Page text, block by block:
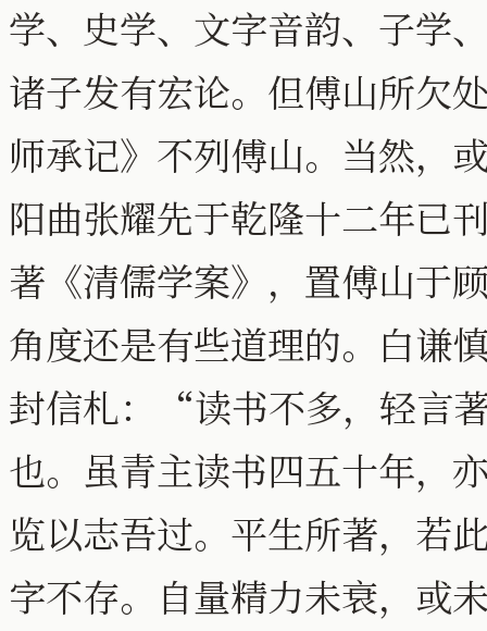
学、史学、文字音韵、子学
诸子发有宏论。但傅山所欠
师承记》不列傅山。当然，
阳曲张耀先于乾隆十二年已
著《清儒学案》，置傅山于
角度还是有些道理的。白谦
封信札：“读书不多，轻言
也。虽青主读书四五十年，
览以志吾过。平生所著，若
字不存。自量精力未衰，或